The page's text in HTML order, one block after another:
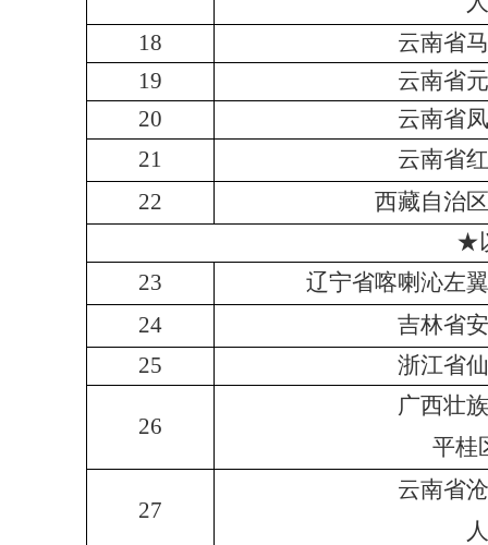
18
云南省
19
云南省
20
云南省
21
云南省
22
西藏自治
★
23
辽宁省喀喇沁左
24
吉林省
25
浙江省
26
广西壮
平桂
27
云南省